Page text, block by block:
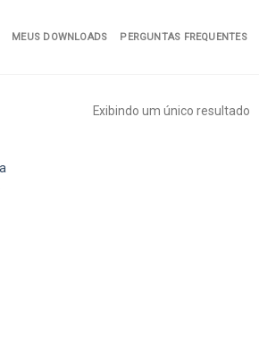
MEUS DOWNLOADS PERGUNTAS FREQUENTES
Exibindo um único resultado